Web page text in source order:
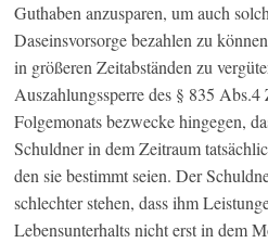
Guthaben anzusparen, um auch
Daseinsvorsorge bezahlen zu
in größeren Zeitabständen zu
Auszahlungssperre des § 835
Folgemonats bezwecke hingegen,
Schuldner in dem Zeitraum
den sie bestimmt seien. Der
schlechter stehen, dass ihm
Lebensunterhalts nicht erst in dem